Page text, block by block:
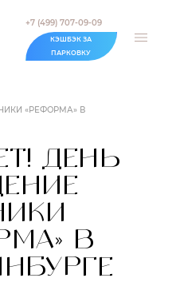
КЭШБЭК ЗА
ПАРКОВКУ
+7 (499) 707-09-09
«РЕФОРМА» В
ДЕНЬ
В